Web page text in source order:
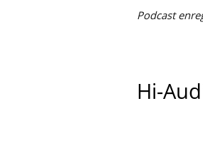
Podcast
Hi-